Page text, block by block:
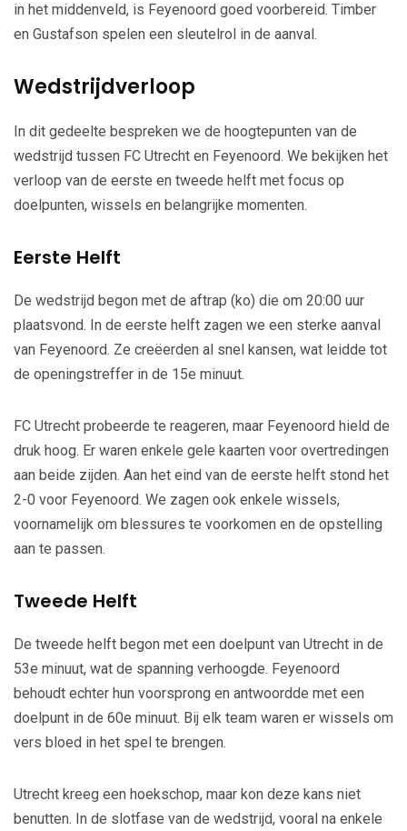
in het middenveld, is Feyenoord goed voorbereid. Timber
en Gustafson spelen een sleutelrol in de aanval.
Wedstrijdverloop
In dit gedeelte bespreken we de hoogtepunten van de
wedstrijd tussen FC Utrecht en Feyenoord. We bekijken het
verloop van de eerste en tweede helft met focus op
doelpunten, wissels en belangrijke momenten.
Eerste Helft
De wedstrijd begon met de aftrap (ko) die om 20:00 uur
plaatsvond. In de eerste helft zagen we een sterke aanval
van Feyenoord. Ze creëerden al snel kansen, wat leidde tot
de openingstreffer in de 15e minuut.
FC Utrecht probeerde te reageren, maar Feyenoord hield de
druk hoog. Er waren enkele gele kaarten voor overtredingen
aan beide zijden. Aan het eind van de eerste helft stond het
2-0 voor Feyenoord. We zagen ook enkele wissels,
voornamelijk om blessures te voorkomen en de opstelling
aan te passen.
Tweede Helft
De tweede helft begon met een doelpunt van Utrecht in de
53e minuut, wat de spanning verhoogde. Feyenoord
behoudt echter hun voorsprong en antwoordde met een
doelpunt in de 60e minuut. Bij elk team waren er wissels om
vers bloed in het spel te brengen.
Utrecht kreeg een hoekschop, maar kon deze kans niet
benutten. In de slotfase van de wedstrijd, vooral na enkele